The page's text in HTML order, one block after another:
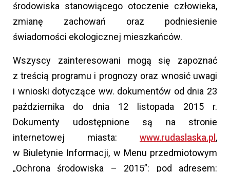
środowiska stanowiącego otoczenie człowieka,
zmianę zachowań oraz podniesienie
świadomości ekologicznej mieszkańców.
Wszyscy zainteresowani mogą się zapoznać
z treścią programu i prognozy oraz wnosić uwagi
i wnioski dotyczące ww. dokumentów od dnia 23
października do dnia 12 listopada 2015 r.
Dokumenty udostępnione są na stronie
internetowej miasta: www.rudaslaska.pl ,
w Biuletynie Informacji, w Menu przedmiotowym
„Ochrona środowiska – 2015”: pod adresem: